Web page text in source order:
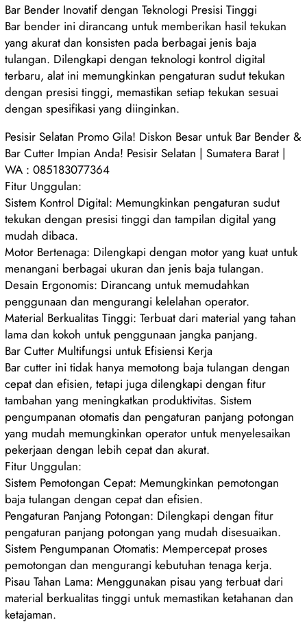
Bar Bender Inovatif dengan Teknologi Presisi Tinggi
Bar bender ini dirancang untuk memberikan hasil tekukan
yang akurat dan konsisten pada berbagai jenis baja
tulangan. Dilengkapi dengan teknologi kontrol digital
terbaru, alat ini memungkinkan pengaturan sudut tekukan
dengan presisi tinggi, memastikan setiap tekukan sesuai
dengan spesifikasi yang diinginkan.
Pesisir Selatan Promo Gila! Diskon Besar untuk Bar Bender &
Bar Cutter Impian Anda! Pesisir Selatan | Sumatera Barat |
WA : 085183077364
Fitur Unggulan:
Sistem Kontrol Digital: Memungkinkan pengaturan sudut
tekukan dengan presisi tinggi dan tampilan digital yang
mudah dibaca.
Motor Bertenaga: Dilengkapi dengan motor yang kuat untuk
menangani berbagai ukuran dan jenis baja tulangan.
Desain Ergonomis: Dirancang untuk memudahkan
penggunaan dan mengurangi kelelahan operator.
Material Berkualitas Tinggi: Terbuat dari material yang tahan
lama dan kokoh untuk penggunaan jangka panjang.
Bar Cutter Multifungsi untuk Efisiensi Kerja
Bar cutter ini tidak hanya memotong baja tulangan dengan
cepat dan efisien, tetapi juga dilengkapi dengan fitur
tambahan yang meningkatkan produktivitas. Sistem
pengumpanan otomatis dan pengaturan panjang potongan
yang mudah memungkinkan operator untuk menyelesaikan
pekerjaan dengan lebih cepat dan akurat.
Fitur Unggulan:
Sistem Pemotongan Cepat: Memungkinkan pemotongan
baja tulangan dengan cepat dan efisien.
Pengaturan Panjang Potongan: Dilengkapi dengan fitur
pengaturan panjang potongan yang mudah disesuaikan.
Sistem Pengumpanan Otomatis: Mempercepat proses
pemotongan dan mengurangi kebutuhan tenaga kerja.
Pisau Tahan Lama: Menggunakan pisau yang terbuat dari
material berkualitas tinggi untuk memastikan ketahanan dan
ketajaman.